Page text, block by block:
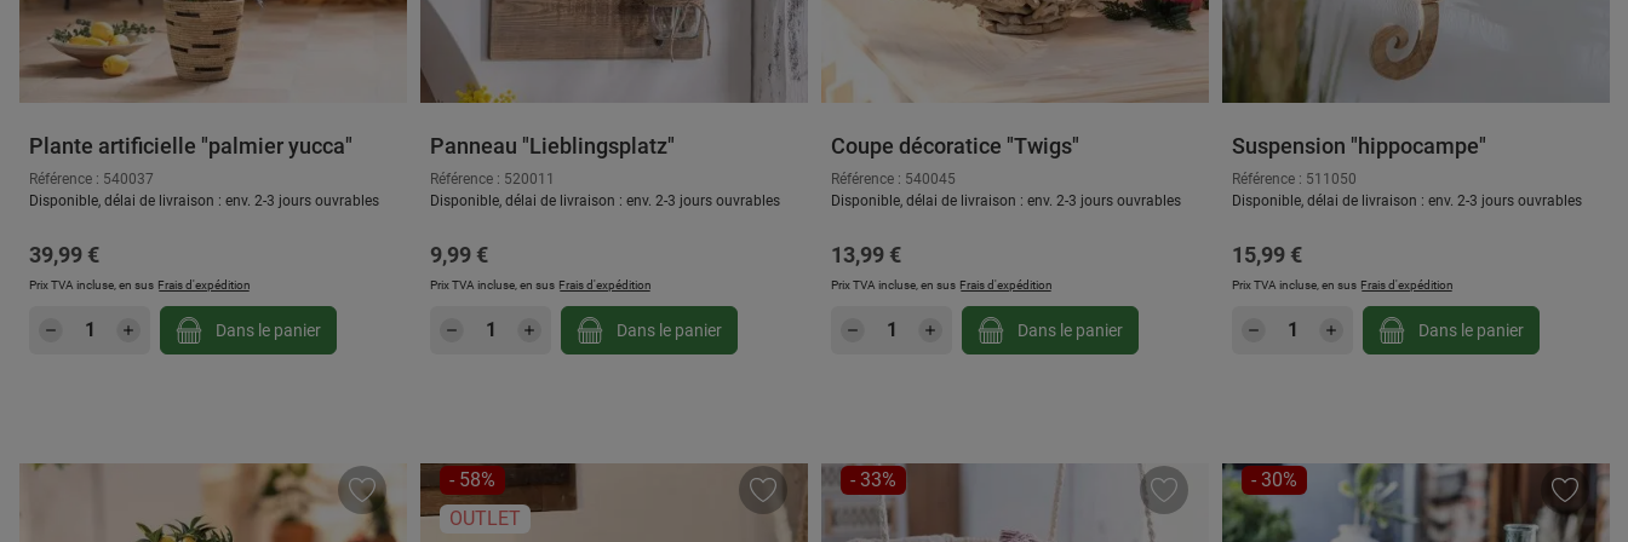
Plante artificielle "palmier yucca"
Référence : 540037
Disponible, délai de livraison : env. 2-3 jours ouvrables
Prix régulier :
39,99 €
Prix TVA incluse, en sus Frais d'expédition
Quantité de produit : Entrez la quantité souhaitée ou utilisez les boutons pour augmenter ou diminuer la quantité.
Dans le panier
Panneau "Lieblingsplatz"
Référence : 520011
Disponible, délai de livraison : env. 2-3 jours ouvrables
Prix régulier :
9,99 €
Prix TVA incluse, en sus Frais d'expédition
Quantité de produit : Entrez la quantité souhaitée ou utilisez les boutons pour augmenter ou
Dans le panier
Coupe décoratice "Twigs"
Référence : 540045
Disponible, délai de livraison : env. 2-3 jours ouvrables
Prix régulier :
13,99 €
Prix TVA incluse, en sus Frais d'expédition
Quantité de produit : Entrez la quantité souhaitée ou
Dans le panier
Suspension "hippocampe"
Référence : 511050
Disponible, délai de livraison : env. 2-3 jours ouvrables
Prix régulier :
15,99 €
Prix TVA incluse, en sus Frais d'expédition
Quantité de produit : Entrez
Dans le panier
RÉDUCTION
- 58%
OUTLET
RÉDUCTION
- 33% RÉDUCTION
- 30%